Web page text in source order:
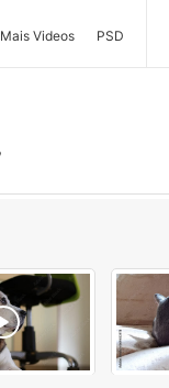
Mais Videos PSD